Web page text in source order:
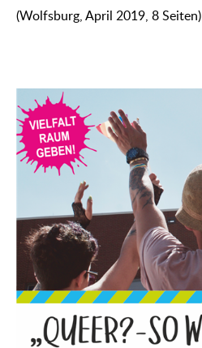
(Wolfsburg, April 2019, 8 Seiten)